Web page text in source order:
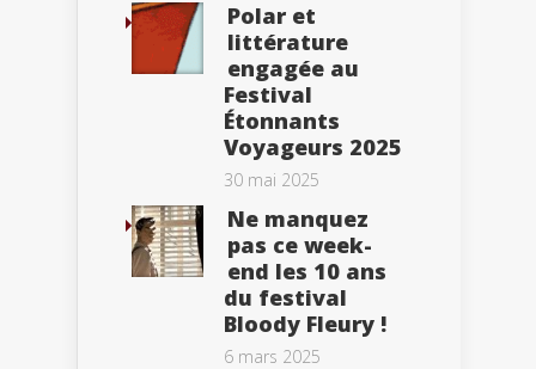
Polar et
littérature
engagée au
Festival
Étonnants
Voyageurs 2025
30 mai 2025
Ne manquez
pas ce week-
end les 10 ans
du festival
Bloody Fleury !
6 mars 2025